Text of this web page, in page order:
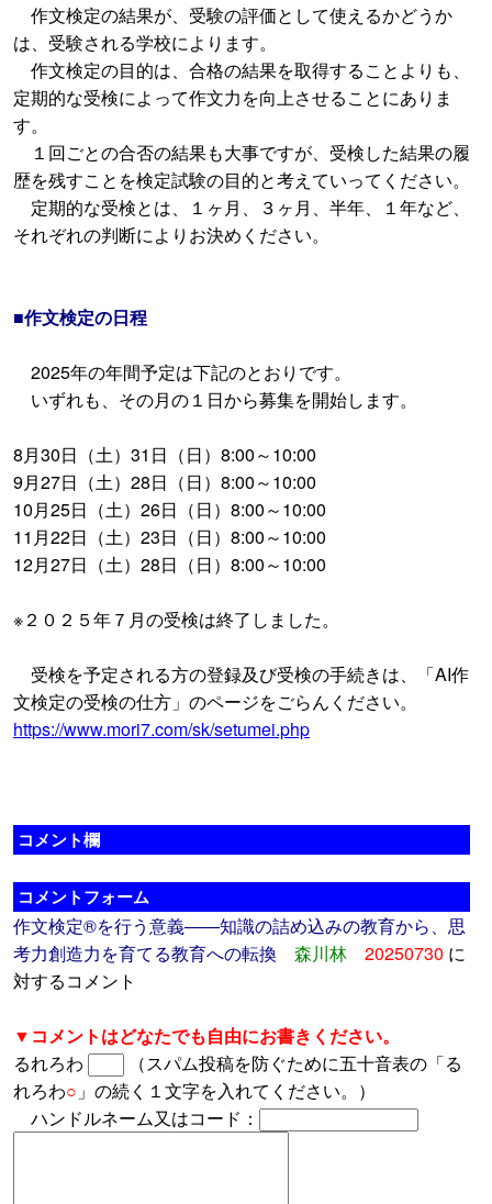
作文検定の結果が、受験の評価として使えるかどうか
は、受験される学校によります。
作文検定の目的は、合格の結果を取得することよりも、
定期的な受検によって作文力を向上させることにありま
す。
１回ごとの合否の結果も大事ですが、受検した結果の履
歴を残すことを検定試験の目的と考えていってください。
定期的な受検とは、１ヶ月、３ヶ月、半年、１年など、
それぞれの判断によりお決めください。
■作文検定の日程
2025年の年間予定は下記のとおりです。
いずれも、その月の１日から募集を開始します。
8月30日（土）31日（日）8:00～10:00
9月27日（土）28日（日）8:00～10:00
10月25日（土）26日（日）8:00～10:00
11月22日（土）23日（日）8:00～10:00
12月27日（土）28日（日）8:00～10:00
※２０２５年７月の受検は終了しました。
受検を予定される方の登録及び受検の手続きは、「AI作
文検定の受検の仕方」のページをごらんください。
https://www.mori7.com/sk/setumei.php
コメント欄
コメントフォーム
作文検定®を行う意義――知識の詰め込みの教育から、思
考力創造力を育てる教育への転換
森川林 20250730 に
対するコメント
▼コメントはどなたでも自由にお書きください。
るれろわ
（スパム投稿を防ぐために五十音表の「る
れろわ○ 」の続く１文字を入れてください。）
ハンドルネーム又はコード：